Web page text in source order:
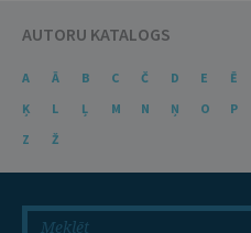
AUTORU KATALOGS
A Ā B C Č D E Ē
Ķ
L Ļ M N Ņ O P
Z
Ž